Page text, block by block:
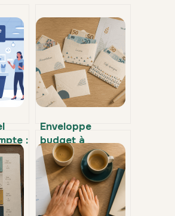
:
Enveloppe
budget à
imprimer : 4
étapes pour
reprendre le
contrôle total de
vos finances